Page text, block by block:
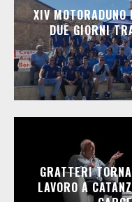
XIV
DUE GIORNI
GRATTERI
LAVORO A